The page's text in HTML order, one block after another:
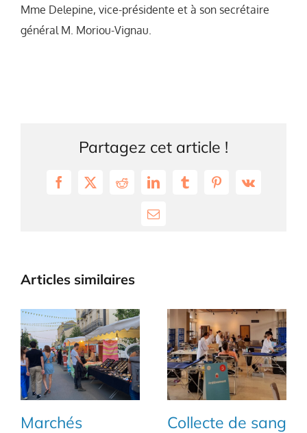
Mme Delepine, vice-présidente et à son secrétaire
général M. Moriou-Vignau.
Partagez cet article !
Facebook
X RedditLinkedInTumblrPinterest
Vk
Email
Articles similaires
Géologix revient
La Soirée 100%